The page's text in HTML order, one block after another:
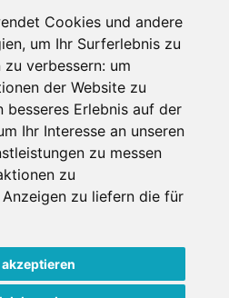
Cookies und andere
um Ihr Surferlebnis zu
verbessern: um
der Website zu
besseres Erlebnis auf der
Ihr Interesse an unseren
zu messen
zu
Anzeigen zu liefern die für
SKI APP
für iOS und Android - Ein
und Schneefreaks!
Datenschutz